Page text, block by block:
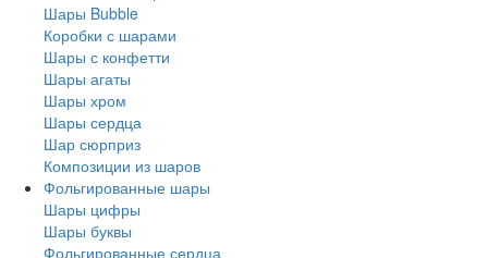
Шары Bubble
Коробки с шарами
Шары с конфетти
Шары агаты
Шары хром
Шары сердца
Шар сюрприз
Композиции из шаров
Фольгированные шары
Шары цифры
Шары буквы
Фольгированные сердца